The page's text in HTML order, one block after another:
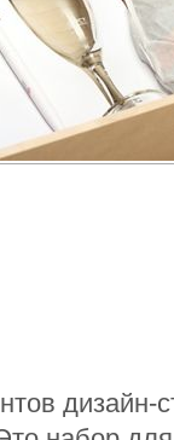
дизайн-